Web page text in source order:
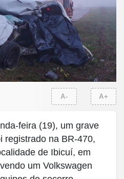
A- A+
feira (19), um grave
registrado na BR-470,
de Ibicuí, em
um Volkswagen